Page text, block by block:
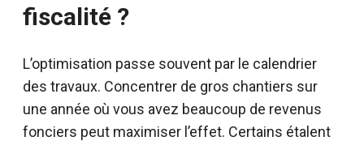
fiscalité ?
L’optimisation passe souvent par le calendrier
des travaux. Concentrer de gros chantiers sur
une année où vous avez beaucoup de revenus
fonciers peut maximiser l’effet. Certains étalent